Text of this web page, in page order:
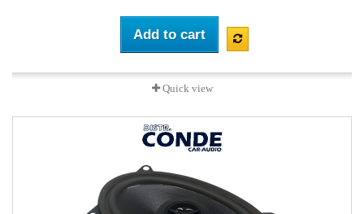
Add to cart
Quick view